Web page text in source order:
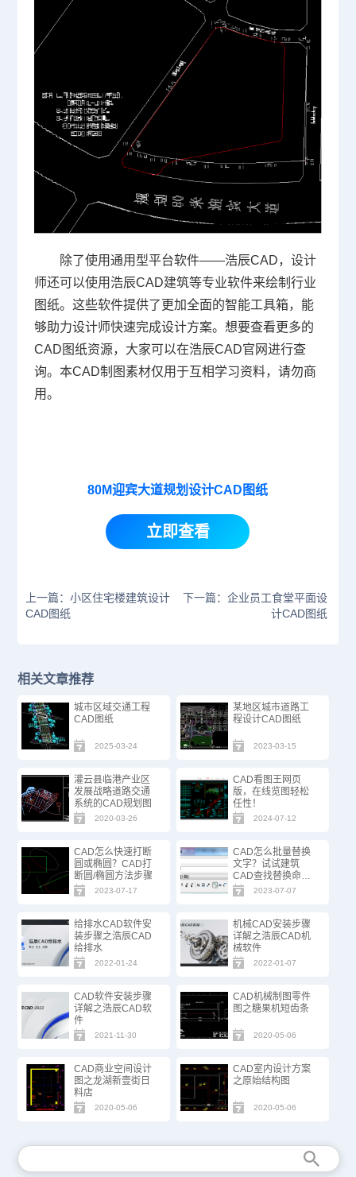
除了使用通用型平台软件——浩辰CAD，设计
师还可以使用浩辰CAD建筑等专业软件来绘制行业
图纸。这些软件提供了更加全面的智能工具箱，能
够助力设计师快速完成设计方案。想要查看更多的
CAD图纸资源，大家可以在浩辰CAD官网进行查
询。本CAD制图素材仅用于互相学习资料，请勿商
用。
80M迎宾大道规划设计CAD图纸
立即查看
上一篇：小区住宅楼建筑设计
CAD图纸
下一篇：企业员工食堂平面设
计CAD图纸
相关文章推荐
城市区域交通工程
CAD图纸
2025-03-24
某地区城市道路工
程设计CAD图纸
2023-03-15
灌云县临港产业区
发展战略道路交通
系统的CAD规划图
2020-03-26
CAD看图王网页
版，在线览图轻松
任性！
2024-07-12
CAD怎么快速打断
圆或椭圆？CAD打
断圆/椭圆方法步骤
2023-07-17
CAD怎么批量替换
文字？试试建筑
CAD查找替换命
令！
2023-07-07
给排水CAD软件安
装步骤之浩辰CAD
给排水
2022-01-24
机械CAD安装步骤
详解之浩辰CAD机
械软件
2022-01-07
CAD软件安装步骤
详解之浩辰CAD软
件
2021-11-30
CAD机械制图零件
图之糖果机短齿条
2020-05-06
CAD商业空间设计
图之龙湖新壹街日
料店
2020-05-06
CAD室内设计方案
之原始结构图
2020-05-06